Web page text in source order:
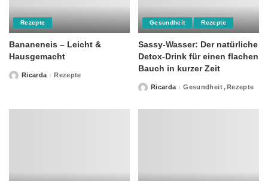
Rezepte
Bananeneis – Leicht &
Hausgemacht
PostedRicarda Rezepte
Gesundheit Rezepte
Sassy-Wasser: Der natürliche
Detox-Drink für einen flachen
Bauch in kurzer Zeit
PostedRicarda Gesundheit Rezepte